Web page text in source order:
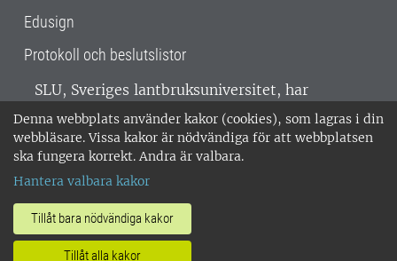
Denna webbplats använder kakor (cookies), som lagras i din
webbläsare. Vissa kakor är nödvändiga för att webbplatsen
ska fungera korrekt. Andra är valbara.
Hantera valbara kakor
Tillåt bara nödvändiga kakor
Tillåt alla kakor
Edusign
Protokoll och beslutslistor
SLU, Sveriges lantbruksuniversitet, har
verksamhet över hela Sverige. Huvudorter är
Alnarp, Uppsala och Umeå.SLU är
miljöcertifierat enligt ISO 14001. •
018-67 10 00 • Org nr: 202100-2817 •
Om SLU:s webbplatser
•Hantera kakor•Behandling av